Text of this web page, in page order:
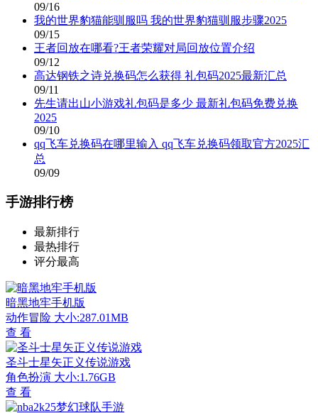
09/16
我的世界豹猫能驯服吗 我的世界豹猫驯服步骤2025
09/15
王者回放在哪看?王者荣耀对局回放位置介绍
09/12
高达钢铁之诗兑换码怎么获得 礼包码2025最新汇总
09/11
先生请出山小游戏礼包码是多少 最新礼包码免费兑换
2025
09/10
qq飞车兑换码在哪里输入 qq飞车兑换码领取官方2025汇
总
09/09
手游排行榜
最新排行
最热排行
评分最高
暗黑地牢手机版
动作冒险 大小:287.01MB
查 看
圣斗士星矢正义传说游戏
角色扮演 大小:1.76GB
查 看